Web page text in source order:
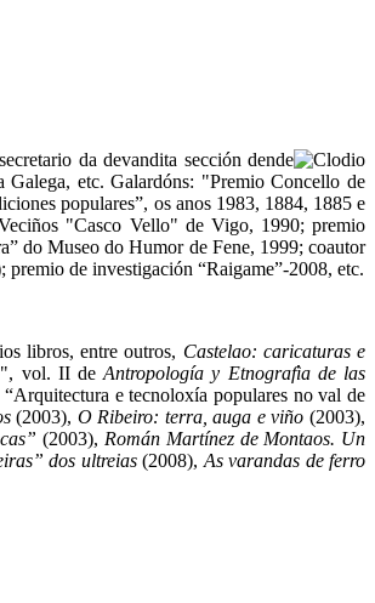
da devandita sección dende
etc. Galardóns: "Premio Concello de
populares”, os anos 1983, 1884, 1885 e
"Casco Vello" de Vigo, 1990; premio
do Museo do Humor de Fene, 1999; coautor
de investigación “Raigame”-2008, etc.
libros, entre outros, Castelao: caricaturas e
", vol. II deAntropología y Etnografìa de las
“Arquitectura e tecnoloxía populares no val de
(2003), O Ribeiro: terra, auga e viño (2003),
(2003), Román Martínez de Montaos. Un
dos ultreias(2008), As varandas de ferro